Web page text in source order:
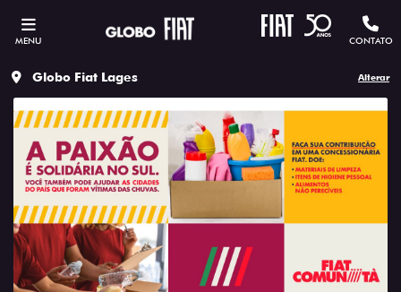
MENU CONTATO
Globo Fiat Lages Alterar